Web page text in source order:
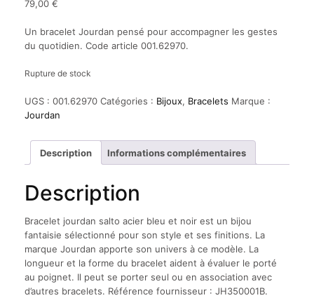
79,00 €
Un bracelet Jourdan pensé pour accompagner les gestes
du quotidien. Code article 001.62970.
Rupture de stock
UGS : 001.62970 Catégories : Bijoux, Bracelets Marque :
Jourdan
Description Informations complémentaires
Description
Bracelet jourdan salto acier bleu et noir est un bijou
fantaisie sélectionné pour son style et ses finitions. La
marque Jourdan apporte son univers à ce modèle. La
longueur et la forme du bracelet aident à évaluer le porté
au poignet. Il peut se porter seul ou en association avec
d’autres bracelets. Référence fournisseur : JH350001B.